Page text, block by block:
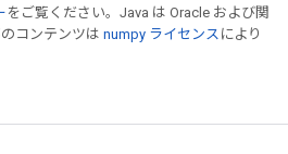
をご覧ください。Java は Oracle および関
コンテンツは numpy ライセンス により